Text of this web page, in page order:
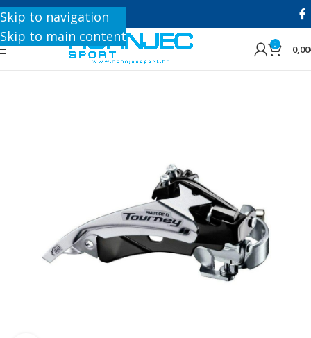
Skip to navigation
Skip to main content
+385 1 8896 200
0 0,00